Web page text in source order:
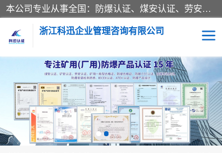
本公司专业从事全国：防爆认证、煤安认证、劳安认证、体系认证、产品认证、ATEX认证、IECEX认证、消防产品认证、生产认可证、验厂指导、认证技术支持、企业管理策划等一站式咨询服务。 用我们的智慧、经验、真诚与勤恳，分享成长的喜悦！ 全国24小时咨询热线：* 认证咨询：张老师（全国*）
浙江科迅企业管理咨询有限公司
煤安认证 防爆CCC认证
防爆合格证 矿安认证
劳安认证